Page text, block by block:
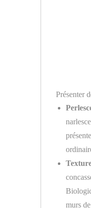
Présenter
murs